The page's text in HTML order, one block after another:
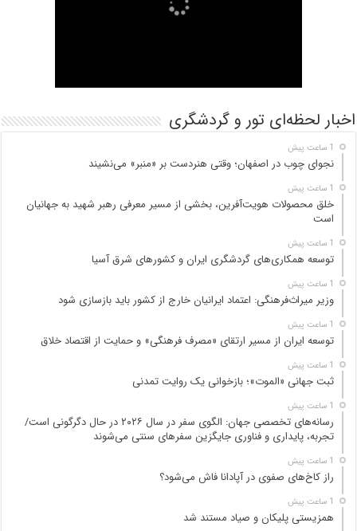
اخبار لحظه‌ای تور و گردشگری
1 ساعت پیش
نجوای چوب در اصفهان؛ وقتی هنردست بر «منبر» می‌نشیند
1 ساعت پیش
خلق محصولات هویت‌آفرین، بخشی از مسیر معرفی رهبر شهید به جهانیان
است
1 ساعت پیش
توسعه همکاری‌های گردشگری ایران و کشورهای شرق آسیا
1 ساعت پیش
وزیر میراث‌فرهنگی: اعتماد ایرانیان خارج از کشور باید بازسازی شود
1 ساعت پیش
توسعه ایران از مسیر ارتقای «مصرف فرهنگی» و حمایت از اقتصاد خلاق
1 ساعت پیش
ثبت جهانی «الموت»؛ بازخوانی یک روایت تمدنی
1 ساعت پیش
رسانه‌های تخصصی جهان: الگوی سفر در سال ۲۰۲۶ در حال دگرگونی است/
تجربه، پایداری و فناوری جایگزین سفرهای سنتی می‌شوند
1 ساعت پیش
راز کاخ‌های صفوی در آپادانا فاش می‌شود؟
1 ساعت پیش
همزیستی پلیکان و صیاد مستند شد